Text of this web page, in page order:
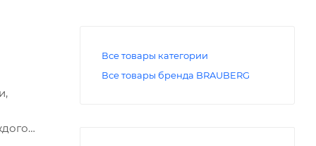
Все товары категории
Все товары бренда BRAUBERG